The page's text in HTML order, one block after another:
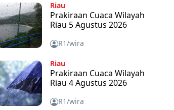
Riau
Prakiraan Cuaca Wilayah
Riau 5 Agustus 2026
R1/wira
Riau
Prakiraan Cuaca Wilayah
Riau 4 Agustus 2026
R1/wira